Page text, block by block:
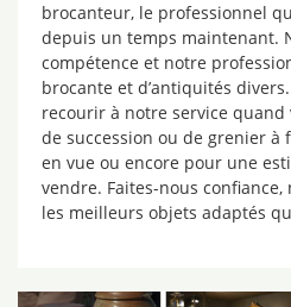
brocanteur, le professionnel
depuis un temps maintenant.
compétence et notre
brocante et d’antiquités
recourir à notre service quand
de succession ou de grenier à
en vue ou encore pour une
vendre. Faites-nous
les meilleurs objets adaptés